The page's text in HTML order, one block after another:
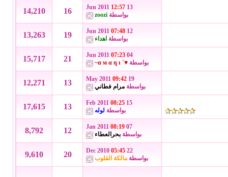
13 Jun 2011
12:57
بواسطة zoozi
16
14,210
12 Jun 2011
07:48
بواسطة اهداء 19
13,263
04 Jun 2011
07:23
بواسطة ♥` α м α η ι~
21
15,717
19 May 2011
09:42
بواسطة مرام فطاني 13
12,271
15 Feb 2011
08:25
بواسطة لوله 13
17,615
07 Jan 2011
08:19
بواسطة بحرالعطاء 12
8,792
22 Dec 2010
05:45
بواسطة مالكة القلوب 20
9,610